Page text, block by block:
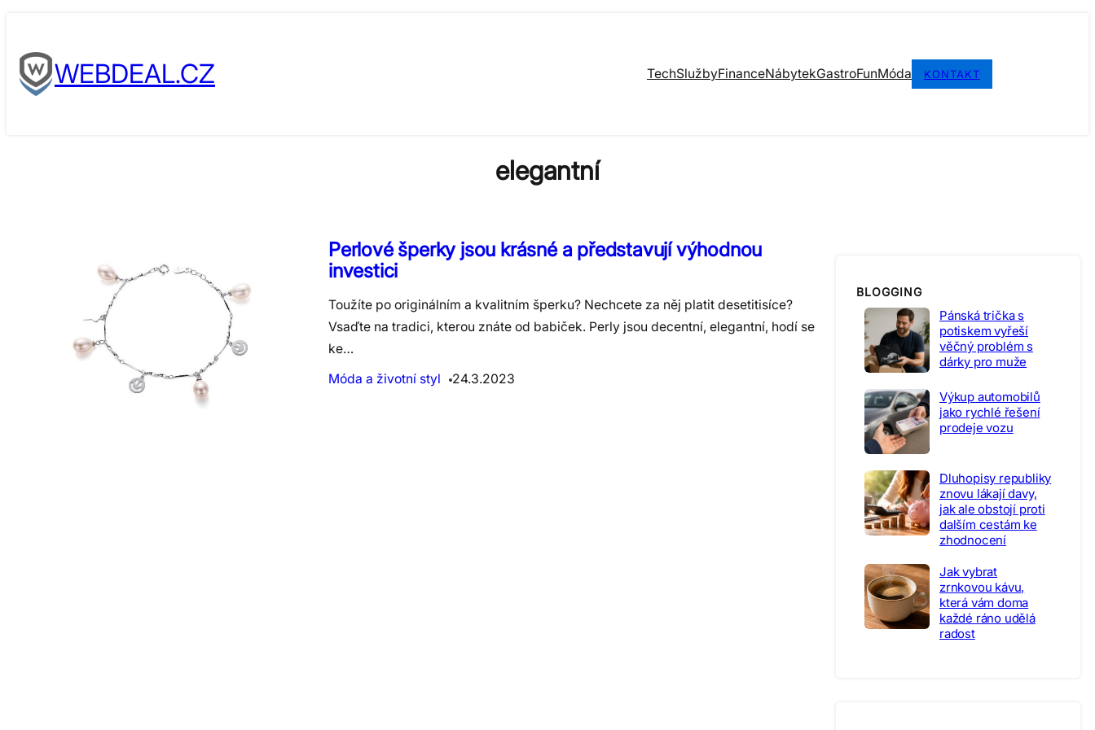
contentWEBDEAL.CZ TechSlužbyFinanceNábytekGastroFunMóda KONTAKT
elegantní
Perlové šperky jsou krásné a představují výhodnou
investici
Toužíte po originálním a kvalitním šperku? Nechcete za něj platit desetitisíce?
Vsaďte na tradici, kterou znáte od babiček. Perly jsou decentní, elegantní, hodí se
ke…
Móda a životní styl
24.3.2023
BLOGGING
Pánská trička s
potiskem vyřeší
věčný problém s
dárky pro muže
Výkup automobilů
jako rychlé řešení
prodeje vozu
Dluhopisy republiky
znovu lákají davy,
jak ale obstojí proti
dalším cestám ke
zhodnocení
Jak vybrat
zrnkovou kávu,
která vám doma
každé ráno udělá
radost